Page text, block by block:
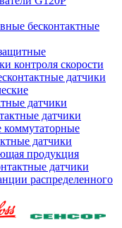
бесконтактные
контроля скорости
датчики
датчики
датчики
датчики
продукция
датчики
распределенного